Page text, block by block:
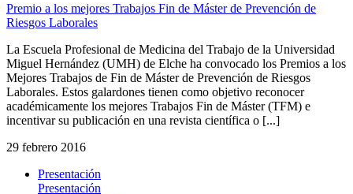
Premio a los mejores Trabajos Fin de Máster de Prevención de
Riesgos Laborales
La Escuela Profesional de Medicina del Trabajo de la Universidad
Miguel Hernández (UMH) de Elche ha convocado los Premios a los
Mejores Trabajos de Fin de Máster de Prevención de Riesgos
Laborales. Estos galardones tienen como objetivo reconocer
académicamente los mejores Trabajos Fin de Máster (TFM) e
incentivar su publicación en una revista científica o [...]
29 febrero 2016
Presentación
Presentación